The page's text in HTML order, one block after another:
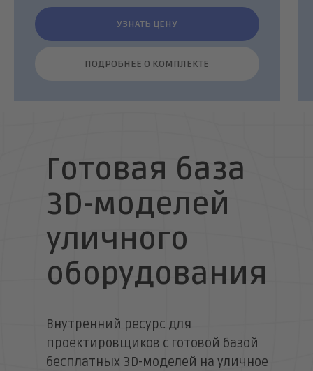
УЗНАТЬ ЦЕНУ
ПОДРОБНЕЕ О КОМПЛЕКТЕ
Готовая база
3D-моделей
уличного
оборудования
Внутренний ресурс для
проектировщиков с готовой базой
бесплатных 3D-моделей на уличное